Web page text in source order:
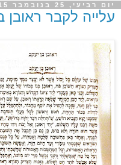
יום רביעי, 25 בנובמבר 2015
עלייה לקבר ראובן